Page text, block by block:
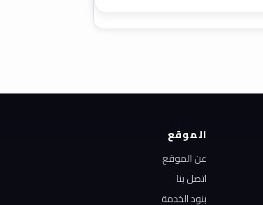
الموقع
عن الموقع
اتصل بنا
بنود الخدمة